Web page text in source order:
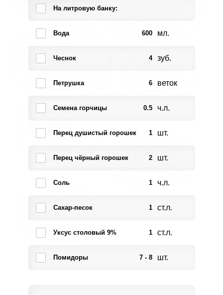
На литровую банку:
Вода 600 мл.
Чеснок 4 зуб.
Петрушка 6 веток
Семена горчицы 0.5 ч.л.
Перец душистый горошек 1 шт.
Перец чёрный горошек 2 шт.
Соль 1 ч.л.
Сахар-песок 1 ст.л.
Уксус столовый 9% 1 ст.л.
Помидоры 7 - 8 шт.